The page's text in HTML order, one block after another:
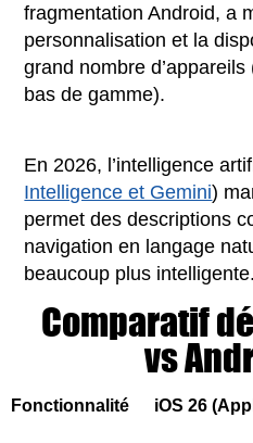
fragmentation Android, a
personnalisation et la
grand nombre
bas de gamme).
En 2026, l’intelligence
Intelligence et Gemini)
permet des descriptions
navigation en langage
beaucoup plus intelligente.
Comparatif
vs
Fonctionnalité iOS 26